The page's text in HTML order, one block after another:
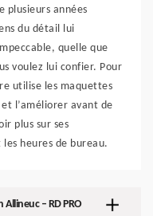
plusieurs années
du détail lui
quelle que
voulez lui confier. Pour
utilise les maquettes
l’améliorer avant de
plus sur ses
heures de bureau.
– RD PRO